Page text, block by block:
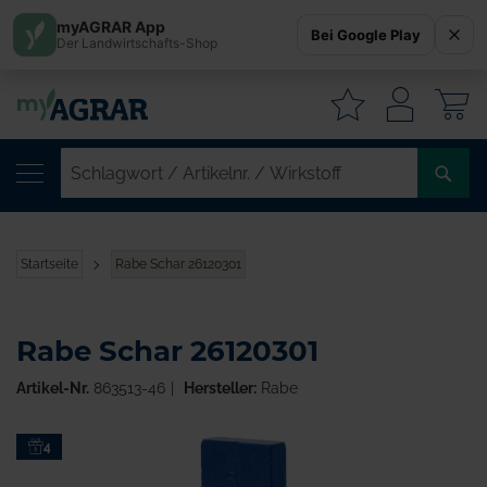
Startseite Rabe Schar 26120301
Zum4
Rabe Schar 26120301
Artikel-Nr. 863513-46 Hersteller:Rabe
myAGRAR App
Der Landwirtschafts-Shop Bei Google Play